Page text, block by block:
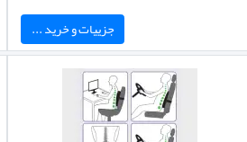
جزییات و خرید ...